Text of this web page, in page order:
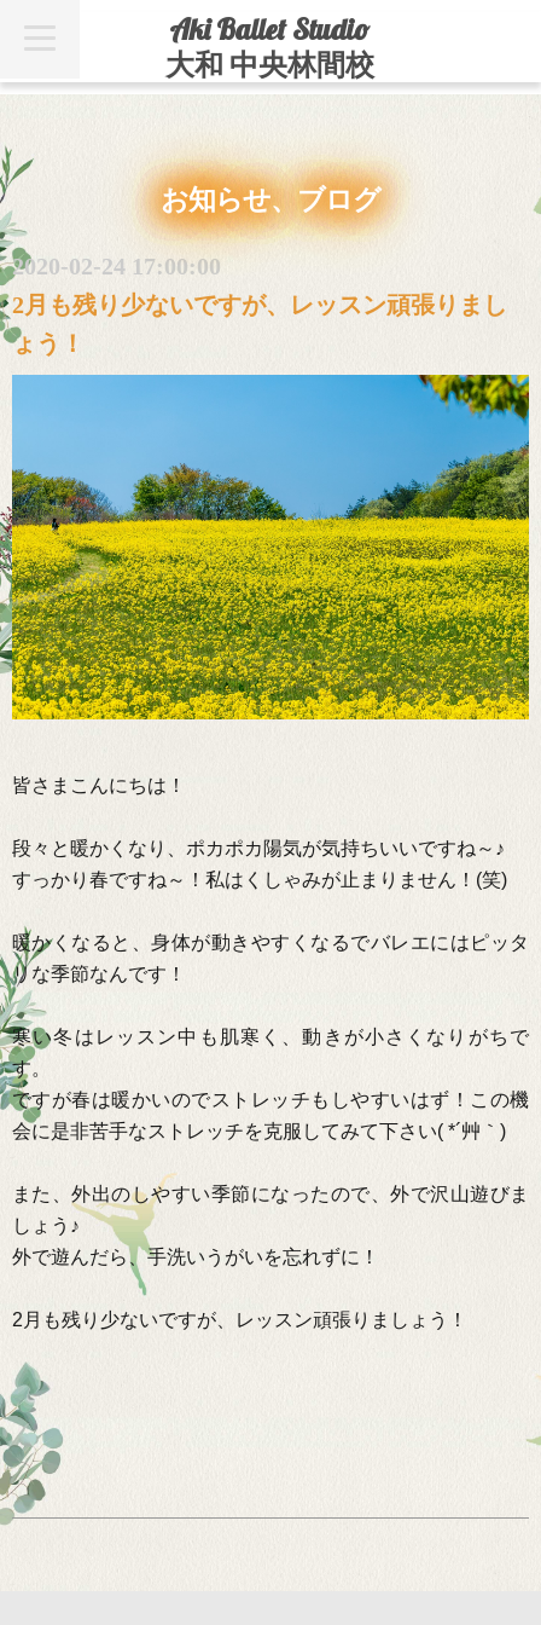
Aki Ballet Studio
大和 中央林間校
t
o
g
i
n
お知らせ、ブログ
2020-02-24 17:00:00
2月も残り少ないですが、レッスン頑張りまし
ょう！
皆さまこんにちは！
段々と暖かくなり、ポカポカ陽気が気持ちいいですね～♪
すっかり春ですね～！私はくしゃみが止まりません！ (笑)
暖かくなると、身体が動きやすくなるでバレエにはピッタ
リな季節なんです！
寒い冬はレッスン中も肌寒く、動きが小さくなりがちで
す。
ですが春は暖かいのでストレッチもしやすいはず！この機
会に是非苦手なストレッチを克服してみて下さい( *´艸｀ )
また、外出のしやすい季節になったので、外で沢山遊びま
しょう♪
外で遊んだら、手洗いうがいを忘れずに！
2 月も残り少ないですが、レッスン頑張りましょう！